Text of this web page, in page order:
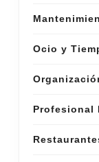
Ocio y
Profesional